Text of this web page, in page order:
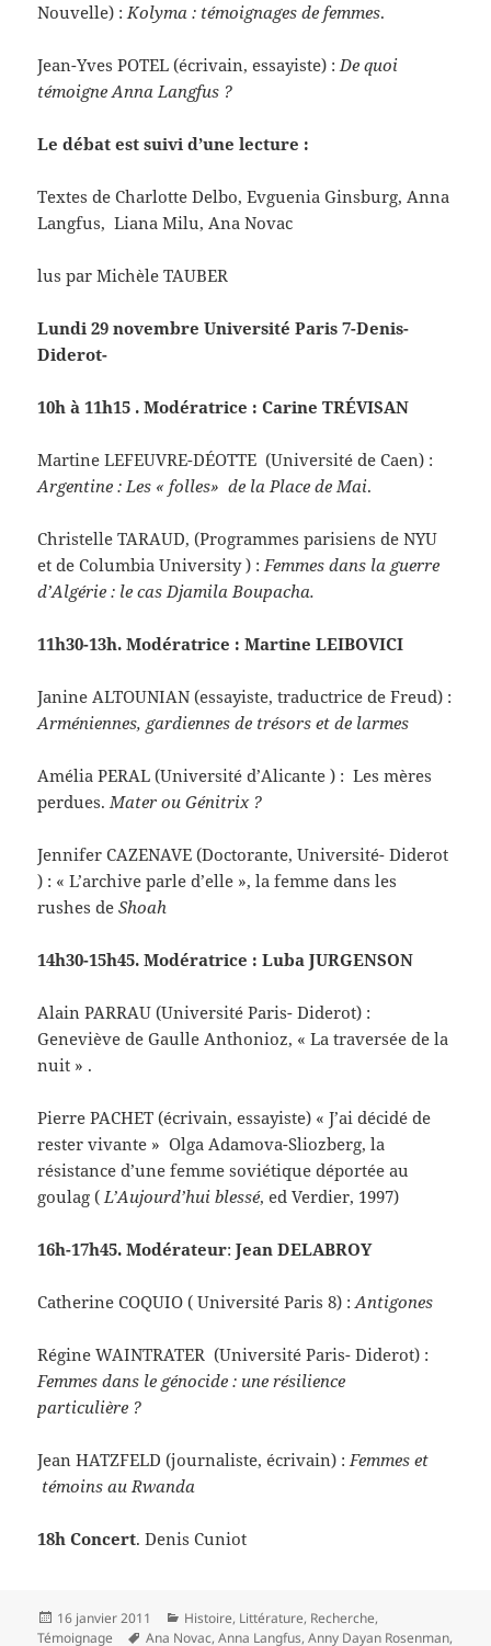
Nouvelle) :Kolyma : témoignages de femmes.
Jean-Yves POTEL (écrivain, essayiste) :De quoi
témoigne Anna Langfus ?
Le débat est suivi d’une lecture :
Textes de Charlotte Delbo, Evguenia Ginsburg, Anna
Langfus, Liana Milu, Ana Novac
lus par Michèle TAUBER
Lundi 29 novembre Université Paris 7-Denis-
Diderot-
10h à 11h15 . Modératrice : Carine TRÉVISAN
Martine LEFEUVRE-DÉOTTE (Université de Caen) :
Argentine : Les « folles» de la Place de Mai.
Christelle TARAUD, (Programmes parisiens de NYU
et de Columbia University ) :Femmes dans la guerre
d’Algérie : le cas Djamila Boupacha.
11h30-13h. Modératrice : Martine LEIBOVICI
Janine ALTOUNIAN (essayiste, traductrice de Freud) :
Arméniennes, gardiennes de trésors et de larmes
Amélia PERAL (Université d’Alicante ) : Les mères
perdues.Mater ou Génitrix ?
Jennifer CAZENAVE (Doctorante, Université- Diderot
) : « L’archive parle d’elle », la femme dans les
rushes de Shoah
14h30-15h45. Modératrice : Luba JURGENSON
Alain PARRAU (Université Paris- Diderot) :
Geneviève de Gaulle Anthonioz, « La traversée de la
nuit » .
Pierre PACHET (écrivain, essayiste) « J’ai décidé de
rester vivante » Olga Adamova-Sliozberg, la
résistance d’une femme soviétique déportée au
goulag (L’Aujourd’hui blessé, ed Verdier, 1997)
16h-17h45. Modérateur:Jean DELABROY
Catherine COQUIO ( Université Paris 8) :Antigones
Régine WAINTRATER (Université Paris- Diderot) :
Femmes dans le génocide : une résilience
particulière ?
Jean HATZFELD (journaliste, écrivain) :Femmes et
témoins au Rwanda
18h Concert. Denis Cuniot
Publié
le
16 janvier 2011 Catégories
Histoire, Littérature, Recherche,
Témoignage
Mots-
Ana Novac,Anna Langfus,Anny Dayan Rosenman,